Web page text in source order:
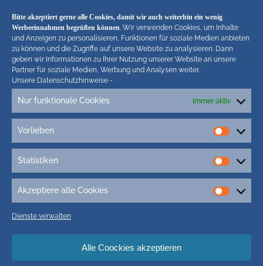
Bitte akzeptiert gerne alle Cookies, damit wir auch weiterhin ein wenig
Werbeeinnahmen begrüßen können. Wir verwenden Cookies, um Inhalte
und Anzeigen zu personalisieren, Funktionen für soziale Medien anbieten
zu können und die Zugriffe auf unsere Website zu analysieren. Dann
geben wir Informationen zu Ihrer Nutzung unserer Website an unsere
Partner für soziale Medien, Werbung und Analysen weiter.
Unsere Datenschutzhinweise -
Nur funktionale Cookies Immer aktiv
Vorlieben
Statistiken
Akzeptiere alle Cookies
Dienste verwalten
Alle Coockies akzeptieren
( 13.436 Aufrufe)
Hiermit untersagen wir strengstens die komplette
Einbindung von Artikeln unserer Blogs in anderen
Online-Angeboten. Erlaubt sind lediglich abgekürzte
Teaser bis ca. 200 Zeichen plus Link zum ganzen
Artikel in unseren Blogs. Wir behalten uns bei
Verstössen rechtliche Schritte vor. Die Redaktion!
2. Sylt Art Fair 5G Sylt Adler Express